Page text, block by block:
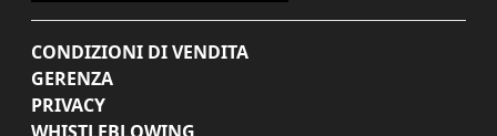
CONDIZIONI DI VENDITA
GERENZA
PRIVACY